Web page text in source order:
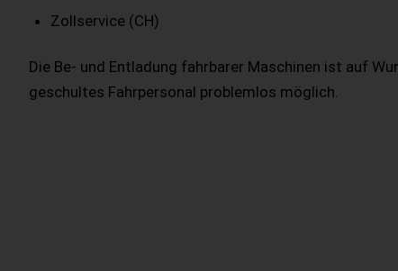
Zollservice (CH)
Die Be- und Entladung fahrbarer Maschinen ist auf
geschultes Fahrpersonal problemlos möglich.